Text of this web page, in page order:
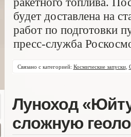
будет доставлена на
работ по подготовки
пресс-служба
Связано с категорией: Космические запуски,
Луноход
сложную